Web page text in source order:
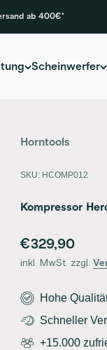
ab 400€*
Scheinwerfer
Horntools
SKU: HCOMP012
Kompressor
Angebot
€329,90
inkl. MwSt. zzgl.
Hohe
Schneller
+15.000